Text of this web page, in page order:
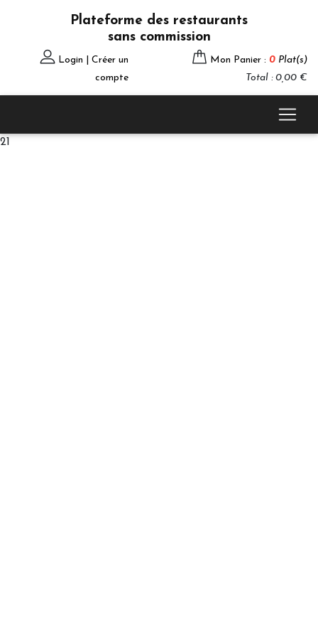
Plateforme des restaurants
sans commission
Login | Créer un
compte
Mon Panier : 0 Plat(s)
Total : 0,00 €
21